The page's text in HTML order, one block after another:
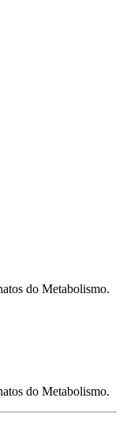
do Metabolismo.
do Metabolismo.